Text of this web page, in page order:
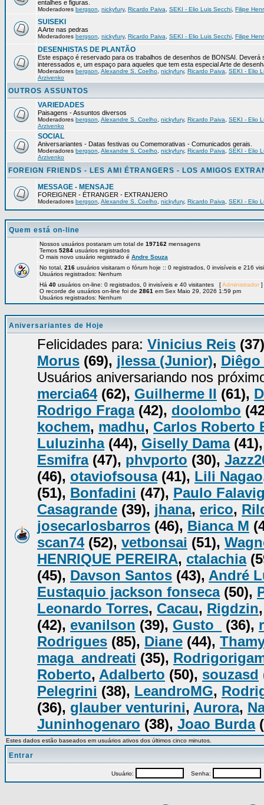
entalhes e figuras.
Moderadores bergson nickyfury, Ricardo Paiva SEKI - Elio Luis Secchi Filipe
SUISEKI
A Arte nas pedras
Moderadores bergson nickyfury, Ricardo Paiva SEKI - Elio Luis Secchi Filipe
DESENHISTAS DE PLANTÃO
Este espaço é reservado para os trabalhos de desenhos de BONSAI. Deverá
interessados e, um espaço para aqueles que tem esta especial Arte de
Moderadores bergson Alexandre S. Coelho nickyfury, Ricardo Paiva
SEKI - Elio
Arzivenko
OUTROS ASSUNTOS
VARIEDADES
Paisagens - Assuntos diversos
Moderadores bergson Alexandre S. Coelho nickyfury, Ricardo Paiva
SEKI - Elio
Arzivenko
SOCIAL
Aniversariantes - Datas festivas ou Comemorativas - Comunicados gerais.
Moderadores bergson Alexandre S. Coelho nickyfury, Ricardo Paiva
SEKI - Elio
Arzivenko
FOREIGN FRIENDS - LES AMI ÉTRANGERS - LOS AMIGOS
MESSAGE - MENSAJE
FOREIGNER - ÉTRANGER - EXTRANJERO
Moderadores bergson Alexandre S. Coelho nickyfury, Ricardo Paiva SEKI - Elio
Quem está on-line
Nossos usuários postaram um total de 197162 mensagens
Temos 5284 usuários registrados
O mais novo usuário registrado é Andre Souza
No total, 216 usuários visitaram o fórum hoje :: 0 registrados, 0 invisíveis e 216
Usuários registrados: Nenhum
Há 40 usuários on-line: 0 registrados, 0 invisíveis e 40 visitantes [Administrador
O recorde de usuários on-line foi de 2861 em Sex Maio 29, 2026 1:59 pm
Usuários registrados: Nenhum
Aniversariantes de Hoje
Felicidades para: Vinicius Reis
Morus (69), jlessa (Junior),
Usuários aniversariando nos
mercia64(62), Guilherme II (61),
Rodrigo Fraga(42), doolombo
kochem, madhu, Carlos Roberto
Luluzinha(44), Giselly Dama
Esmifra(47), phvporto (30),
(46), otaviofsousa(41), Lili Nagao
(51), Bonfadini (47), Paulo
Casagrande (39), jhana, erico,
josecarlosbarros (46), Bianca M
scan74(52), vetbonsai (51),
HENRIQUE PEREIRA, ctalachia
(45), Davson Santos (43), André
Eustaquio jackson fonseca(50),
Leonardo Torres, Cacau, Rigdzin
(42), evanilson (39), Gusto_ (36),
Rodrigues (85), Diane (44),
maga_andreati (35),
Roberto, Adalberto (50), souzasd
Pelegrini (38), LeandroMG,
(36), glauber venturini, Aurora,
Juninhogenaro (38), Joao Burda
Estes dados estão baseados em usuários ativos dos últimos cinco minutos.
Entrar
Usuário: Senha: